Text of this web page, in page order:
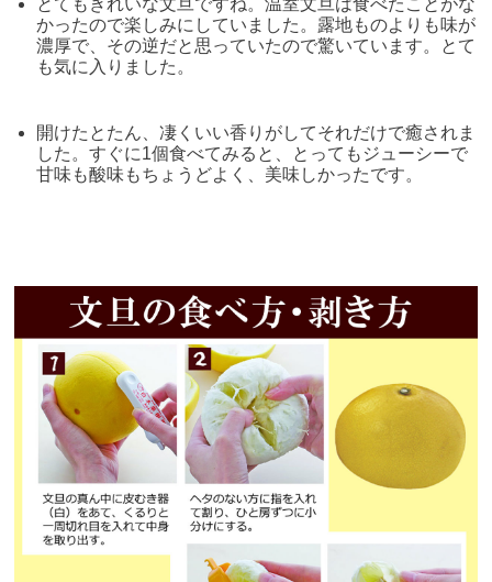
かったので楽しみにしていました。露地ものよりも味が
濃厚で、その逆だと思っていたので驚いています。とて
も気に入りました。
開けたとたん、凄くいい香りがしてそれだけで癒されま
した。すぐに1個食べてみると、とってもジューシーで
甘味も酸味もちょうどよく、美味しかったです。